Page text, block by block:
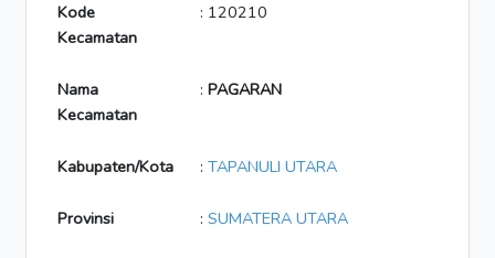
Kode
Kecamatan
: 120210
Nama
Kecamatan
: PAGARAN
Kabupaten/Kota : TAPANULI UTARA
Provinsi : SUMATERA UTARA